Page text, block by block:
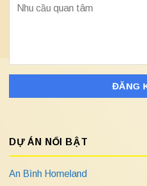
DỰ ÁN NỔI BẬT
An Bình Homeland